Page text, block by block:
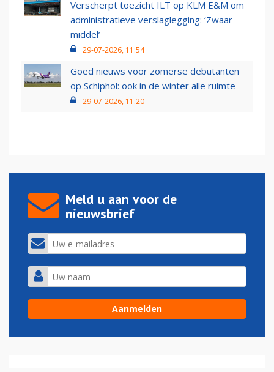
Verscherpt toezicht ILT op KLM E&M om
administratieve verslaglegging: ‘Zwaar
middel’
29-07-2026, 11:54
Goed nieuws voor zomerse debutanten
op Schiphol: ook in de winter alle ruimte
29-07-2026, 11:20
Meld u aan voor de
nieuwsbrief